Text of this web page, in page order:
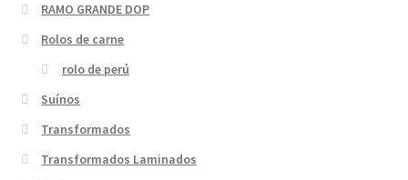
RAMO GRANDE DOP
Rolos de carne
rolo de perú
Suínos
Transformados
Transformados Laminados